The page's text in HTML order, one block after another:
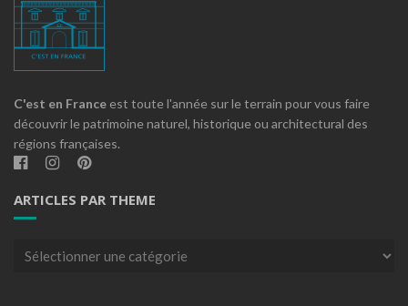
C'est en France est toute l'année sur le terrain pour vous faire
découvrir le patrimoine naturel, historique ou architectural des
régions françaises.
ARTICLES PAR THEME
Articles